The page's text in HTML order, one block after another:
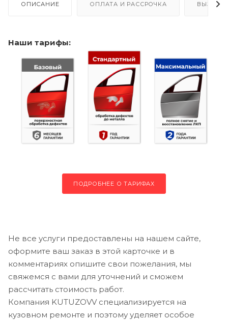
ОПИСАНИЕ ОПЛАТА И РАССРОЧКА ВЫЗОВ
Наши тарифы:
ПОДРОБНЕЕ О ТАРИФАХ
Не все услуги предоставлены на нашем сайте,
оформите ваш заказ в этой карточке и в
комментариях опишите свои пожелания, мы
свяжемся с вами для уточнений и сможем
рассчитать стоимость работ.
Компания KUTUZOVV специализируется на
кузовном ремонте и поэтому уделяет особое